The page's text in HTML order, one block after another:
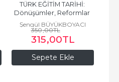
Sepete Ekle
TÜRK EĞİTİM TARİHİ:
Dönüşümler, Reformlar
ve Gelecek Perspektifleri
Şengül BÜYÜKBOYACI
350,00TL
315,00TL